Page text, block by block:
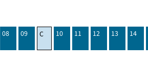
08 09 C 10 11 12 13 14